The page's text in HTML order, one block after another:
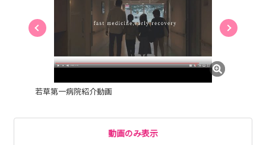
若草第一病院紹介動画
動画のみ表示